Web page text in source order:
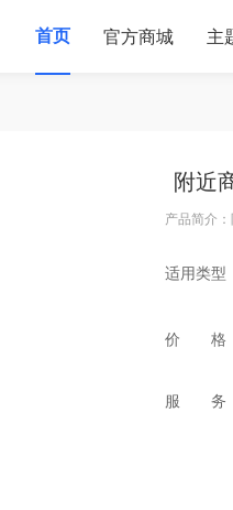
首页 官方商城 主
附近
产品简介
适用类型
价 格
服 务